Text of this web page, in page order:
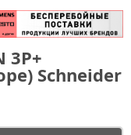
3P+
Schneider